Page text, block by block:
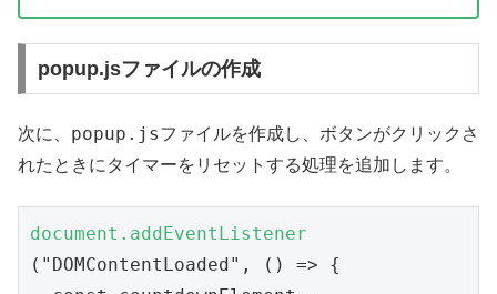
popup.jsファイルの作成
次に、 popup.jsファイルを作成し、ボタンがクリックさ
れたときにタイマーをリセットする処理を追加します。
document.addEventListener
("DOMContentLoaded", () => {